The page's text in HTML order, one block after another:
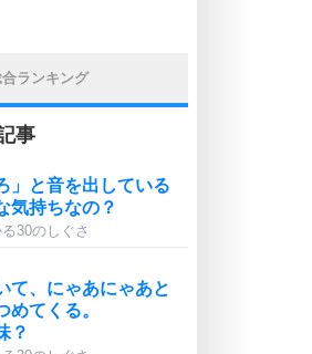
ランキング
事
」と音を出している
気持ちなの？
30のしぐさ
て、にゃあにゃあと
めてくる。
？